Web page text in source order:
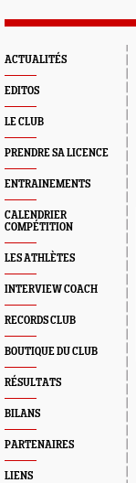
ACTUALITÉS
EDITOS
LE CLUB
PRENDRE SA LICENCE
ENTRAINEMENTS
CALENDRIER
COMPÉTITION
LES ATHLÈTES
INTERVIEW COACH
RECORDS CLUB
BOUTIQUE DU CLUB
RÉSULTATS
BILANS
PARTENAIRES
LIENS